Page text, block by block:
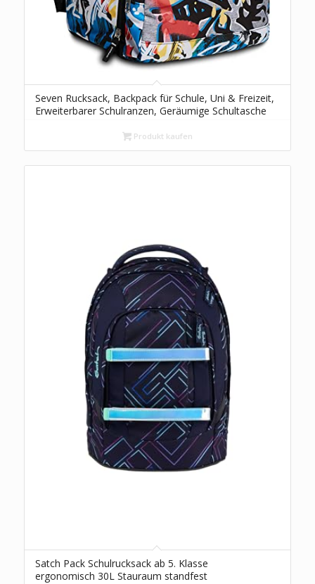
Seven Rucksack, Backpack für Schule, Uni & Freizeit,
Erweiterbarer Schulranzen, Geräumige Schultasche
mehrfarbig, NAVY BUSHProdukt kaufen
Satch Pack Schulrucksack ab 5. Klasse
ergonomisch 30L Stauraum standfest